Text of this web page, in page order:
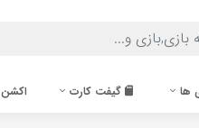
ها گیفت کارت اکشن